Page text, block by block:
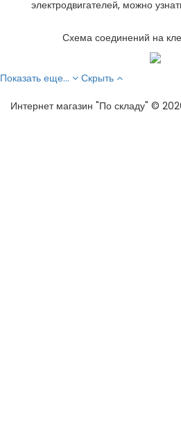
электродвигателей, можно
Схема соединений на
Показать еще...
Скрыть
Интернет магазин "По складу" ©